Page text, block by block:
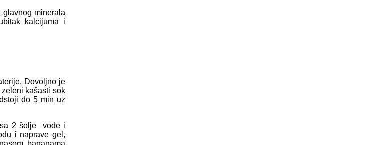
minerala
kalcijuma i
Dovoljno je
kašasti sok
do 5 min uz
sa 2 šolje vode i
i naprave gel,